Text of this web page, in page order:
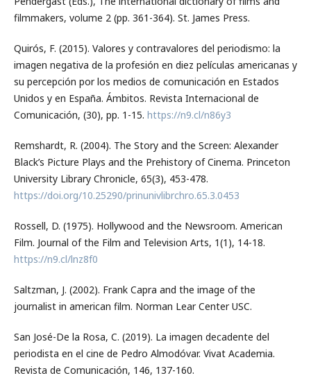
filmmakers, volume 2 (pp. 361-364). St. James Press.
Quirós, F. (2015). Valores y contravalores del periodismo: la
imagen negativa de la profesión en diez películas americanas y
su percepción por los medios de comunicación en Estados
Unidos y en España. Ámbitos. Revista Internacional de
Comunicación, (30), pp. 1-15. https://n9.cl/n86y3
Remshardt, R. (2004). The Story and the Screen: Alexander
Black’s Picture Plays and the Prehistory of Cinema. Princeton
University Library Chronicle, 65(3), 453-478.
https://doi.org/10.25290/prinunivlibrchro.65.3.0453
Rossell, D. (1975). Hollywood and the Newsroom. American
Film. Journal of the Film and Television Arts, 1(1), 14-18.
https://n9.cl/lnz8f0
Saltzman, J. (2002). Frank Capra and the image of the
journalist in american film. Norman Lear Center USC.
San José-De la Rosa, C. (2019). La imagen decadente del
periodista en el cine de Pedro Almodóvar. Vivat Academia.
Revista de Comunicación, 146, 137-160.